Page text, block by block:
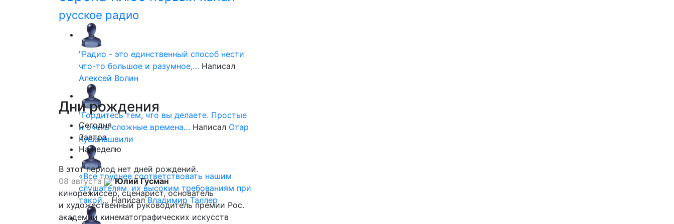
русское радио
"Радио - это единственный способ нести
что-то большое и разумное,… Написал
Алексей Волин
"Гордитесь тем, что вы делаете. Простые
и очень сложные времена… Написал Отар
Кушанашвили
«Все труднее соответствовать нашим
слушателям, их высоким требованиям при
такой… НаписалВладимир Таллер
Днирождения
Сегодня
Завтра
На неделю
В этот период нет дней рождений.
08 августа
Юлий Гусман
кинорежиссер, сценарист, основатель
и художественный руководитель премии Рос.
академии кинематографических искусств